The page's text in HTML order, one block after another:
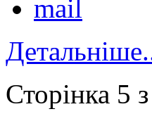
Сторінка 5